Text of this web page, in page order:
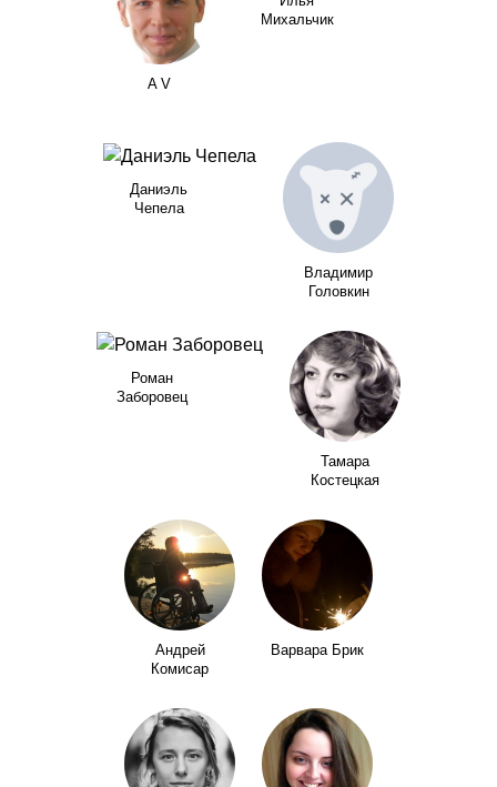
A V
Михальчик
Даниэль
Чепела
Владимир
Головкин
Роман
Заборовец
Тамара
Костецкая
Андрей
Комисар
Варвара Брик